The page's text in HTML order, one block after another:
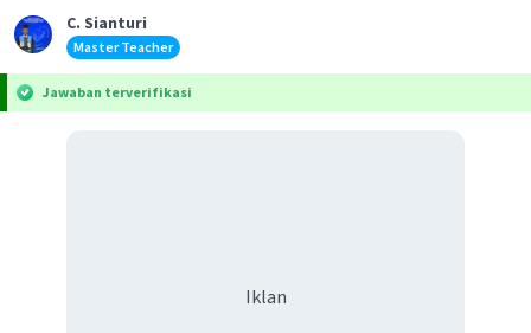
C. Sianturi
Master Teacher
Jawaban terverifikasi
Iklan